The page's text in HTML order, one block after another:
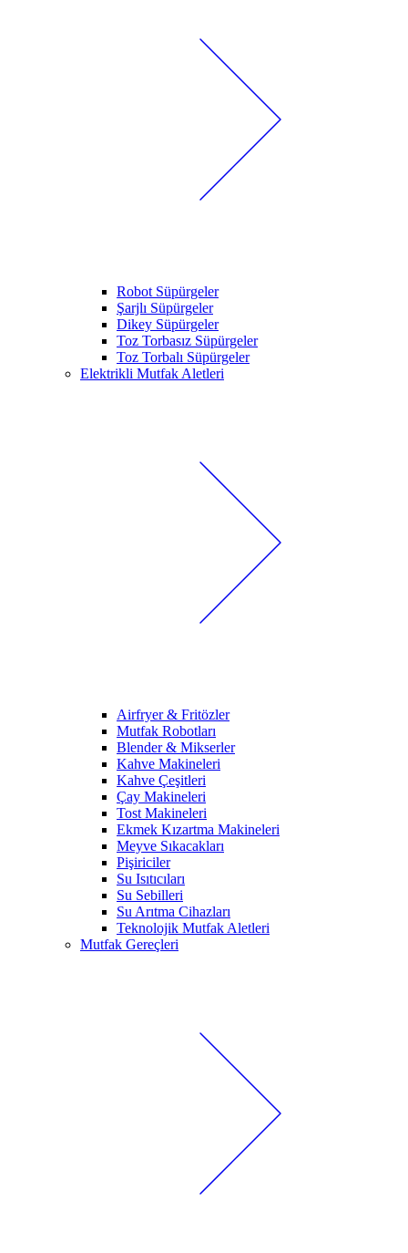
Robot Süpürgeler
Şarjlı Süpürgeler
Dikey Süpürgeler
Toz Torbasız Süpürgeler
Toz Torbalı Süpürgeler
Elektrikli Mutfak Aletleri
Airfryer & Fritözler
Mutfak Robotları
Blender & Mikserler
Kahve Makineleri
Kahve Çeşitleri
Çay Makineleri
Tost Makineleri
Ekmek Kızartma Makineleri
Meyve Sıkacakları
Pişiriciler
Su Isıtıcıları
Su Sebilleri
Su Arıtma Cihazları
Teknolojik Mutfak Aletleri
Mutfak Gereçleri